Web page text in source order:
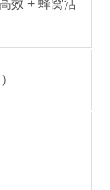
效 + 蜂窝活